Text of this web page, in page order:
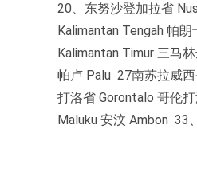
20、东努沙登加拉省
Kalimantan Tengah 帕
Kalimantan Timur 三马
帕卢 Palu 27南苏拉威
打洛省 Gorontalo 哥伦
Maluku 安汶 Ambon 33